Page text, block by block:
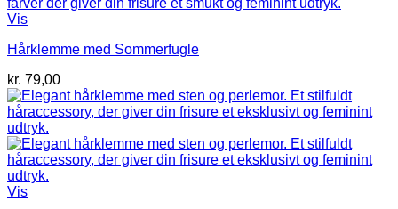
Vis
Hårklemme med Sommerfugle
kr. 79,00
Vis